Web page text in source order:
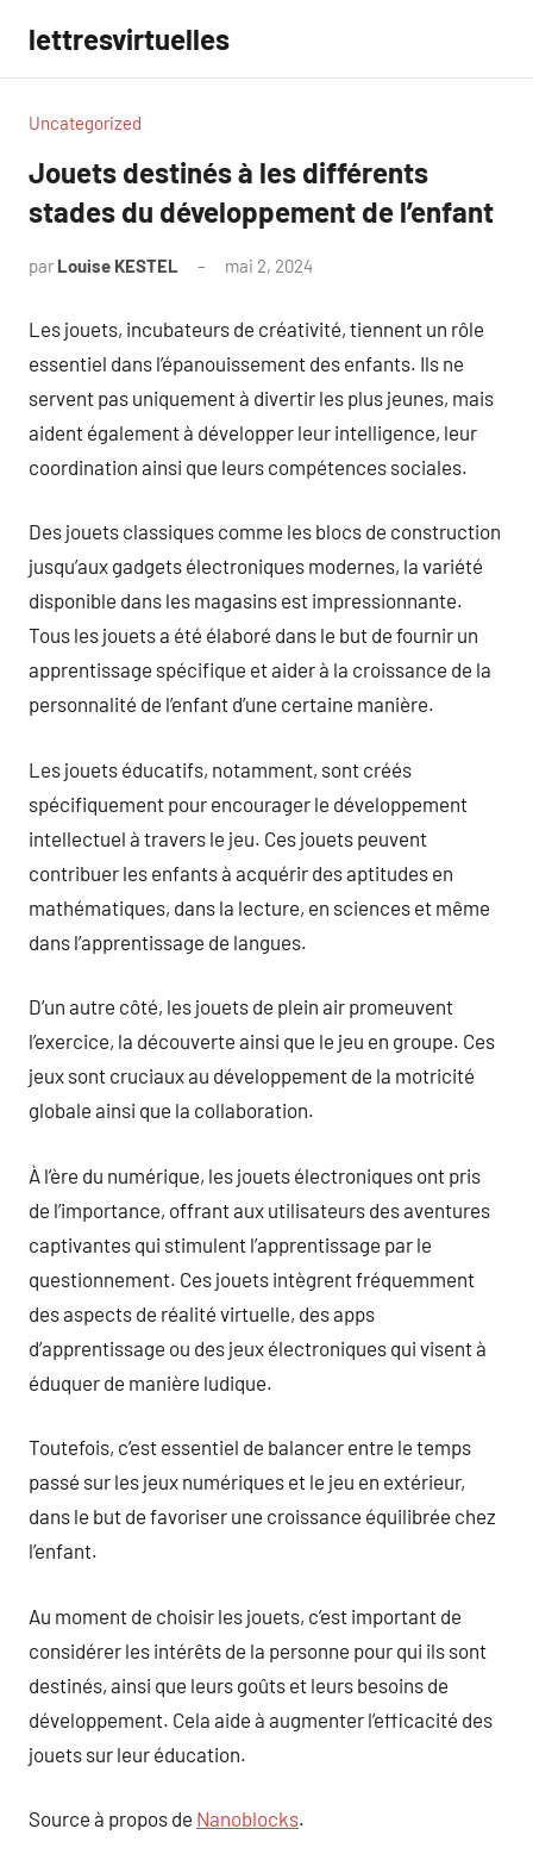
contenu
lettresvirtuelles
Uncategorized
Jouets destinés à les différents
stades du développement de l’enfant
par Louise KESTEL mai 2, 2024
Les jouets, incubateurs de créativité, tiennent un rôle
essentiel dans l’épanouissement des enfants. Ils ne
servent pas uniquement à divertir les plus jeunes, mais
aident également à développer leur intelligence, leur
coordination ainsi que leurs compétences sociales.
Des jouets classiques comme les blocs de construction
jusqu’aux gadgets électroniques modernes, la variété
disponible dans les magasins est impressionnante.
Tous les jouets a été élaboré dans le but de fournir un
apprentissage spécifique et aider à la croissance de la
personnalité de l’enfant d’une certaine manière.
Les jouets éducatifs, notamment, sont créés
spécifiquement pour encourager le développement
intellectuel à travers le jeu. Ces jouets peuvent
contribuer les enfants à acquérir des aptitudes en
mathématiques, dans la lecture, en sciences et même
dans l’apprentissage de langues.
D’un autre côté, les jouets de plein air promeuvent
l’exercice, la découverte ainsi que le jeu en groupe. Ces
jeux sont cruciaux au développement de la motricité
globale ainsi que la collaboration.
À l’ère du numérique, les jouets électroniques ont pris
de l’importance, offrant aux utilisateurs des aventures
captivantes qui stimulent l’apprentissage par le
questionnement. Ces jouets intègrent fréquemment
des aspects de réalité virtuelle, des apps
d’apprentissage ou des jeux électroniques qui visent à
éduquer de manière ludique.
Toutefois, c’est essentiel de balancer entre le temps
passé sur les jeux numériques et le jeu en extérieur,
dans le but de favoriser une croissance équilibrée chez
l’enfant.
Au moment de choisir les jouets, c’est important de
considérer les intérêts de la personne pour qui ils sont
destinés, ainsi que leurs goûts et leurs besoins de
développement. Cela aide à augmenter l’efficacité des
jouets sur leur éducation.
Source à propos de Nanoblocks.